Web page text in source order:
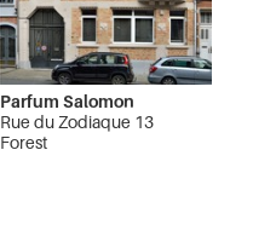
Parfum Salomon
Rue du Zodiaque 13
Forest